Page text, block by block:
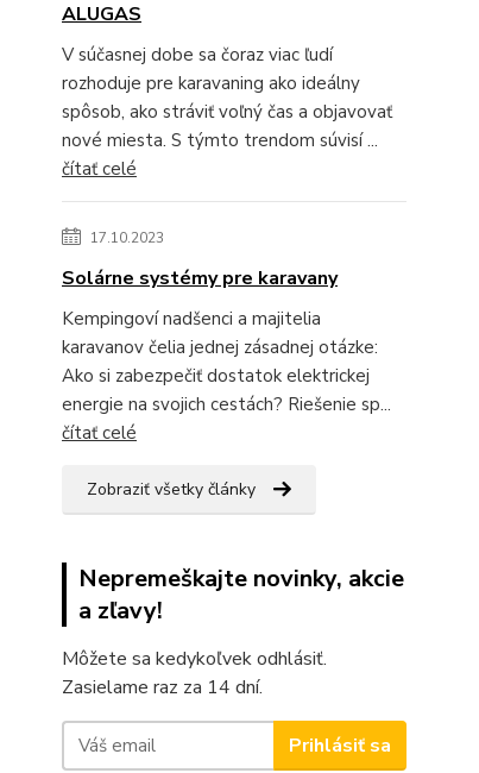
ALUGAS
V súčasnej dobe sa čoraz viac ľudí
rozhoduje pre karavaning ako ideálny
spôsob, ako stráviť voľný čas a objavovať
nové miesta. S týmto trendom súvisí ...
čítať celé
17.10.2023
Solárne systémy pre karavany
Kempingoví nadšenci a majitelia
karavanov čelia jednej zásadnej otázke:
Ako si zabezpečiť dostatok elektrickej
energie na svojich cestách? Riešenie sp...
čítať celé
Zobraziť všetky články
Nepremeškajte novinky, akcie
a zľavy!
Môžete sa kedykoľvek odhlásiť.
Zasielame raz za 14 dní.
Prihlásiť sa